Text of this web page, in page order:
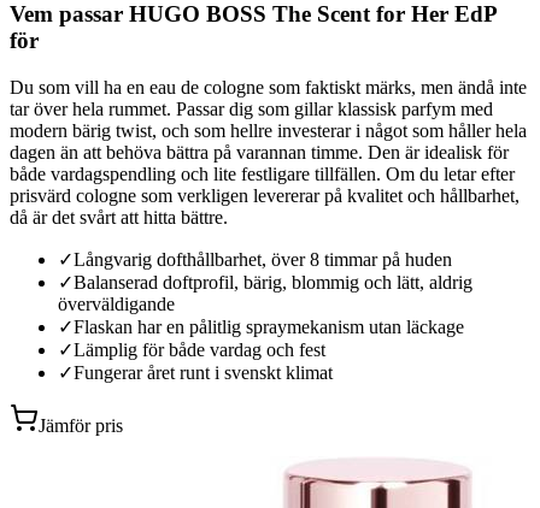
Vem passar HUGO BOSS The Scent for Her EdP
för
Du som vill ha en eau de cologne som faktiskt märks, men ändå inte
tar över hela rummet. Passar dig som gillar klassisk parfym med
modern bärig twist, och som hellre investerar i något som håller hela
dagen än att behöva bättra på varannan timme. Den är idealisk för
både vardagspendling och lite festligare tillfällen. Om du letar efter
prisvärd cologne som verkligen levererar på kvalitet och hållbarhet,
då är det svårt att hitta bättre.
✓Långvarig dofthållbarhet, över 8 timmar på huden
✓Balanserad doftprofil, bärig, blommig och lätt, aldrig
överväldigande
✓Flaskan har en pålitlig spraymekanism utan läckage
✓Lämplig för både vardag och fest
✓Fungerar året runt i svenskt klimat
Jämför pris